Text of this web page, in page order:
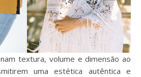
textura, volume e dimensão ao
uma estética autêntica e